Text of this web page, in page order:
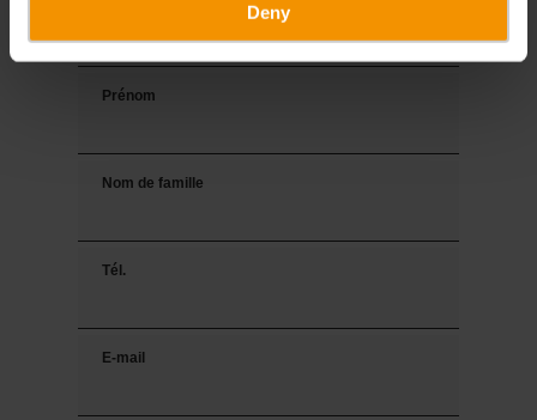
Deny
Prénom
Nom de famille
Tél.
E-mail